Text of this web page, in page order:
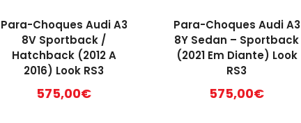
Para-Choques Audi A3
8V Sportback /
Hatchback (2012 A
2016) Look RS3
575,00€
Para-Choques Audi A3
8Y Sedan – Sportback
(2021 Em Diante) Look
RS3
575,00€